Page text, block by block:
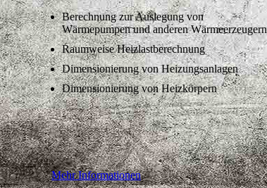
Berechnung zur Auslegung von
Wärmepumpen und anderen Wärmeerzeugern
Raumweise Heizlastberechnung
Dimensionierung von Heizungsanlagen
Dimensionierung von Heizkörpern
Mehr Informationen